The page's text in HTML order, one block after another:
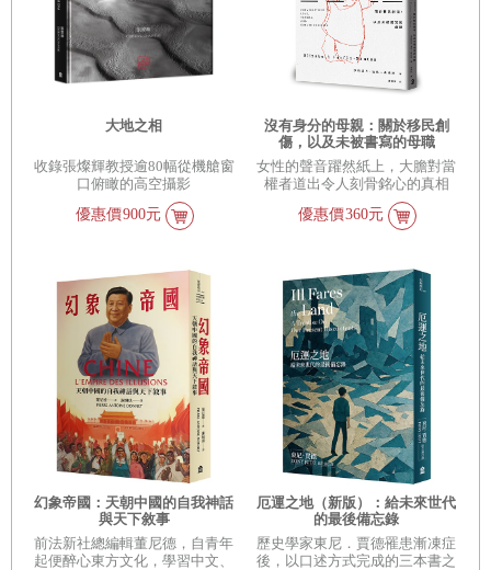
大地之相
收錄張燦輝教授逾80幅從機艙窗
口俯瞰的高空攝影
優惠價900元
沒有身分的母親：關於移民創
傷，以及未被書寫的母職
女性的聲音躍然紙上，大膽對當
權者道出令人刻骨銘心的真相
優惠價360元
幻象帝國：天朝中國的自我神話
與天下敘事
前法新社總編輯董尼德，自青年
起便醉心東方文化，學習中文、
厄運之地（新版）：給未來世代
的最後備忘錄
歷史學家東尼．賈德罹患漸凍症
後，以口述方式完成的三本書之